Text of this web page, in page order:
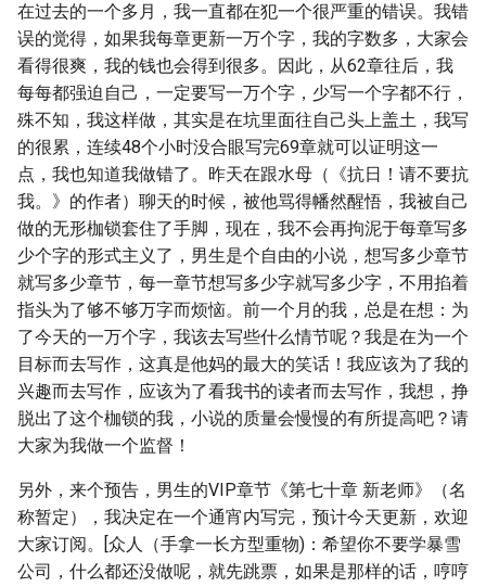
在过去的一个多月，我一直都在犯一个很严重的错误。我错
误的觉得，如果我每章更新一万个字，我的字数多，大家会
看得很爽，我的钱也会得到很多。因此，从62章往后，我
每每都强迫自己，一定要写一万个字，少写一个字都不行，
殊不知，我这样做，其实是在坑里面往自己头上盖土，我写
的很累，连续48个小时没合眼写完69章就可以证明这一
点，我也知道我做错了。昨天在跟水母（《抗日！请不要抗
我。》的作者）聊天的时候，被他骂得幡然醒悟，我被自己
做的无形枷锁套住了手脚，现在，我不会再拘泥于每章写多
少个字的形式主义了，男生是个自由的小说，想写多少章节
就写多少章节，每一章节想写多少字就写多少字，不用掐着
指头为了够不够万字而烦恼。前一个月的我，总是在想：为
了今天的一万个字，我该去写些什么情节呢？我是在为一个
目标而去写作，这真是他妈的最大的笑话！我应该为了我的
兴趣而去写作，应该为了看我书的读者而去写作，我想，挣
脱出了这个枷锁的我，小说的质量会慢慢的有所提高吧？请
大家为我做一个监督！
另外，来个预告，男生的VIP章节《第七十章 新老师》（名
称暂定），我决定在一个通宵内写完，预计今天更新，欢迎
大家订阅。[众人（手拿一长方型重物)：希望你不要学暴雪
公司，什么都还没做呢，就先跳票，如果是那样的话，哼哼